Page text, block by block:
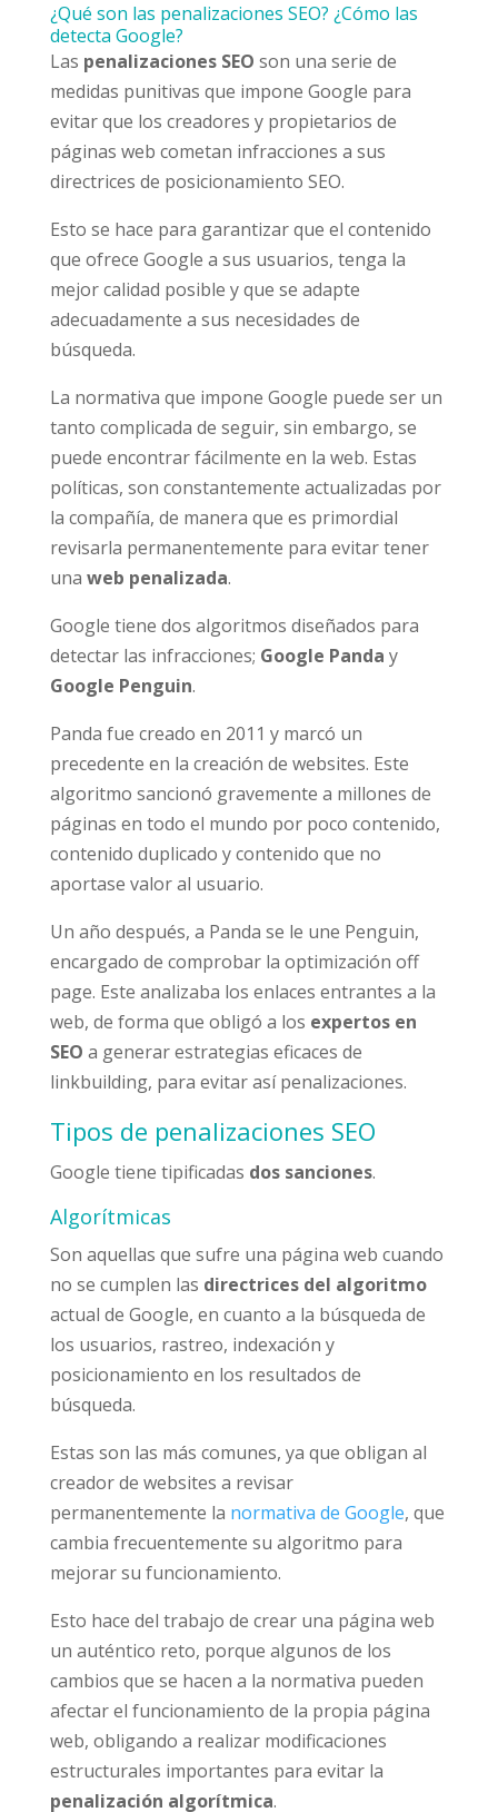
¿Qué son las penalizaciones SEO? ¿Cómo las
detecta Google?
Las penalizaciones SEO son una serie de
medidas punitivas que impone Google para
evitar que los creadores y propietarios de
páginas web cometan infracciones a sus
directrices de posicionamiento SEO.
Esto se hace para garantizar que el contenido
que ofrece Google a sus usuarios, tenga la
mejor calidad posible y que se adapte
adecuadamente a sus necesidades de
búsqueda.
La normativa que impone Google puede ser un
tanto complicada de seguir, sin embargo, se
puede encontrar fácilmente en la web. Estas
políticas, son constantemente actualizadas por
la compañía, de manera que es primordial
revisarla permanentemente para evitar tener
una web penalizada.
Google tiene dos algoritmos diseñados para
detectar las infracciones; Google Panda y
Google Penguin.
Panda fue creado en 2011 y marcó un
precedente en la creación de websites. Este
algoritmo sancionó gravemente a millones de
páginas en todo el mundo por poco contenido,
contenido duplicado y contenido que no
aportase valor al usuario.
Un año después, a Panda se le une Penguin,
encargado de comprobar la optimización off
page. Este analizaba los enlaces entrantes a la
web, de forma que obligó a los expertos en
SEO a generar estrategias eficaces de
linkbuilding, para evitar así penalizaciones.
Tipos de penalizaciones SEO
Google tiene tipificadas dos sanciones.
Algorítmicas
Son aquellas que sufre una página web cuando
no se cumplen las directrices del algoritmo
actual de Google, en cuanto a la búsqueda de
los usuarios, rastreo, indexación y
posicionamiento en los resultados de
búsqueda.
Estas son las más comunes, ya que obligan al
creador de websites a revisar
permanentemente la normativa de Google, que
cambia frecuentemente su algoritmo para
mejorar su funcionamiento.
Esto hace del trabajo de crear una página web
un auténtico reto, porque algunos de los
cambios que se hacen a la normativa pueden
afectar el funcionamiento de la propia página
web, obligando a realizar modificaciones
estructurales importantes para evitar la
penalización algorítmica.